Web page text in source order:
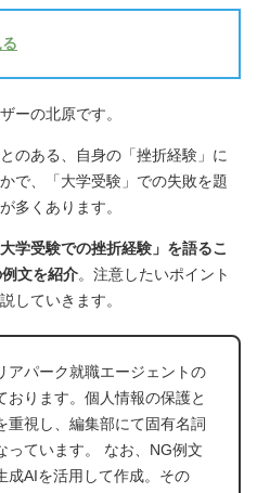
ーの北原です。
のある、自身の「挫折経験」に
で、「大学受験」での失敗を題
多くあります。
学受験での挫折経験」を語るこ
文を紹介。注意したいポイント
していきます。
パーク就職エージェントの
ります。個人情報の保護と
重視し、編集部にて固有名詞
っています。 なお、NG例文
成AIを活用して作成。その